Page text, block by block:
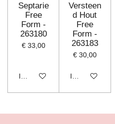
Septarie
Free
Form -
263180
€ 33,00
In winkelwagen
Versteen
d Hout
Free
Form -
263183
€ 30,00
In winkelwagen